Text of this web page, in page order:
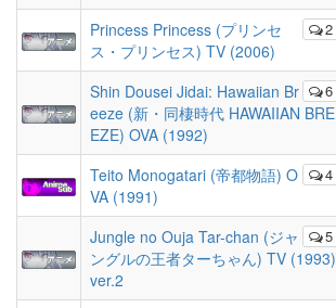
2
Princess Princess (プリンセ
ス・プリンセス) TV (2006)
6
Shin Dousei Jidai: Hawaiian Br
eeze (新・同棲時代 HAWAIIAN BRE
EZE) OVA (1992)
4
Teito Monogatari (帝都物語) O
VA (1991)
5
Jungle no Ouja Tar-chan (ジャ
ングルの王者ターちゃん) TV (1993)
ver.2